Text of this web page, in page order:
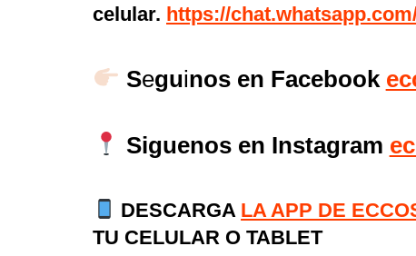
celular. https://
Seguinos en Facebook
Siguenos en Instagram
DESCARGA LA APP DE
TU CELULAR O TABLET